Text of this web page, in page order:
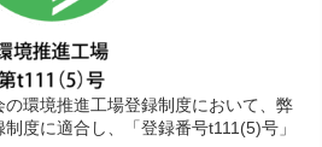
環境推進工場登録制度において、弊
度に適合し、「登録番号t111(5)号」